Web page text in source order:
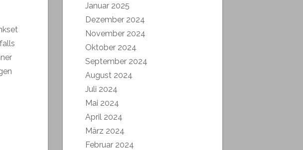
Januar 2025
Dezember 2024
November 2024
Oktober 2024
September 2024
August 2024
Juli 2024
Mai 2024
April 2024
März 2024
Februar 2024